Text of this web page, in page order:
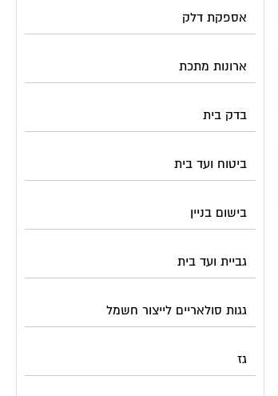
אספקת דלק
ארונות מתכת
בדק בית
ביטוח ועד בית
בישום בניין
גביית ועד בית
גגות סולאריים לייצור חשמל
גז